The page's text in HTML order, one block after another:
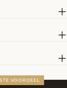
VOORDEEL